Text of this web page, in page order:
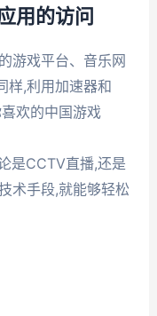
用的访问
游戏平台、音乐网
样,利用加速器和
欢的中国游戏
是CCTV直播,还是
术手段,就能够轻松